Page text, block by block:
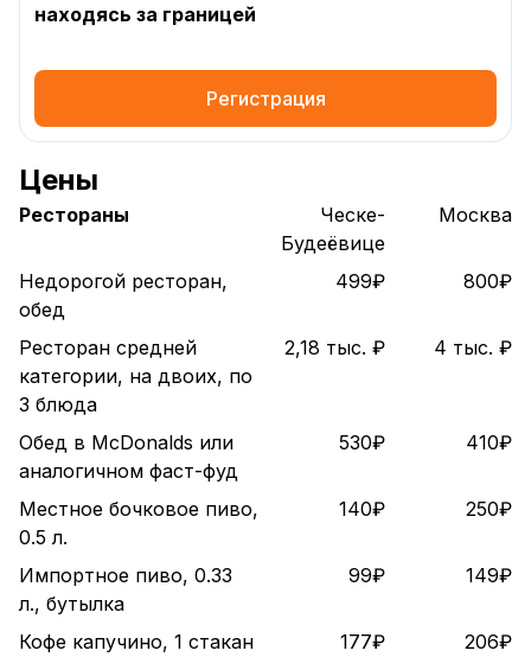
находясь за границей
Регистрация
Цены
Рестораны
Ческе-
Будеёвице
Москва
Недорогой ресторан,
обед
499₽ 800₽
Ресторан средней
категории, на двоих, по
3 блюда
2,18 тыс. ₽ 4 тыс. ₽
Обед в McDonalds или
аналогичном фаст-фуд
530₽ 410₽
Местное бочковое пиво,
0.5 л.
140₽ 250₽
Импортное пиво, 0.33
л., бутылка
99₽ 149₽
Кофе капучино, 1 стакан 177₽ 206₽